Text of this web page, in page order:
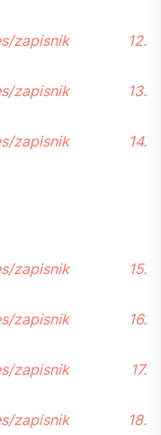
files/zapisnik 12.
files/zapisnik 13.
files/zapisnik 14.
files/zapisnik 15.
files/zapisnik 16.
files/zapisnik 17.
files/zapisnik 18.